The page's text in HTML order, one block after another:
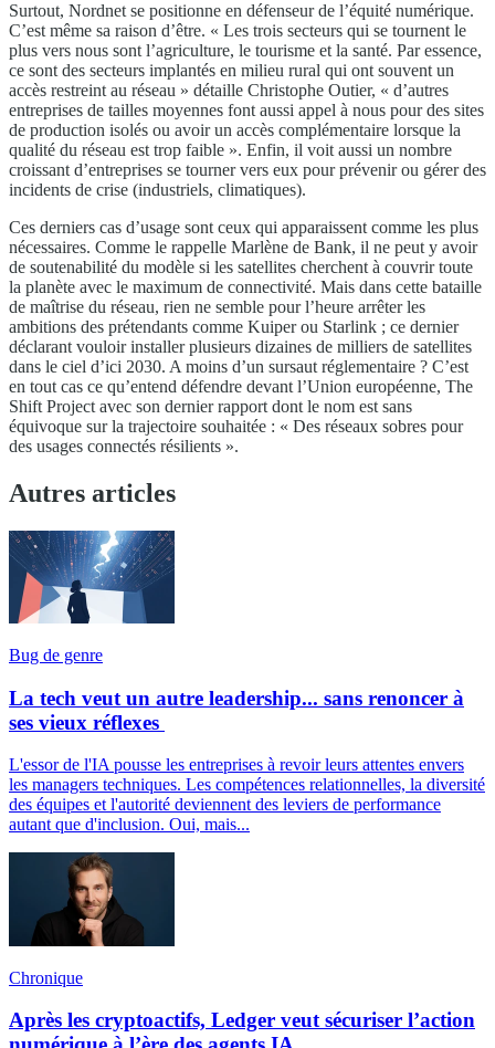
Surtout, Nordnet se positionne en défenseur de l’équité numérique.
C’est même sa raison d’être. « Les trois secteurs qui se tournent le
plus vers nous sont l’agriculture, le tourisme et la santé. Par essence,
ce sont des secteurs implantés en milieu rural qui ont souvent un
accès restreint au réseau » détaille Christophe Outier, « d’autres
entreprises de tailles moyennes font aussi appel à nous pour des sites
de production isolés ou avoir un accès complémentaire lorsque la
qualité du réseau est trop faible ». Enfin, il voit aussi un nombre
croissant d’entreprises se tourner vers eux pour prévenir ou gérer des
incidents de crise (industriels, climatiques).
Ces derniers cas d’usage sont ceux qui apparaissent comme les plus
nécessaires. Comme le rappelle Marlène de Bank, il ne peut y avoir
de soutenabilité du modèle si les satellites cherchent à couvrir toute
la planète avec le maximum de connectivité. Mais dans cette bataille
de maîtrise du réseau, rien ne semble pour l’heure arrêter les
ambitions des prétendants comme Kuiper ou Starlink ; ce dernier
déclarant vouloir installer plusieurs dizaines de milliers de satellites
dans le ciel d’ici 2030. A moins d’un sursaut réglementaire ? C’est
en tout cas ce qu’entend défendre devant l’Union européenne, The
Shift Project avec son dernier rapport dont le nom est sans
équivoque sur la trajectoire souhaitée : « Des réseaux sobres pour
des usages connectés résilients ».
Autres articles
Bug de genre
La tech veut un autre leadership... sans renoncer à
ses vieux réflexes
L'essor de l'IA pousse les entreprises à revoir leurs attentes envers
les managers techniques. Les compétences relationnelles, la diversité
des équipes et l'autorité deviennent des leviers de performance
autant que d'inclusion. Oui, mais...
Chronique
Après les cryptoactifs, Ledger veut sécuriser l’action